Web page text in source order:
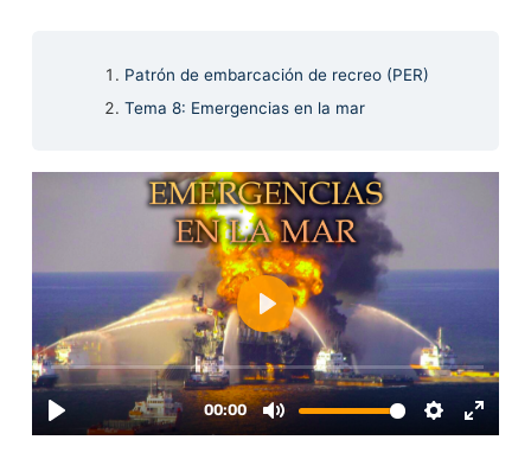
Patrón de embarcación de recreo (PER)
Tema 8: Emergencias en la mar